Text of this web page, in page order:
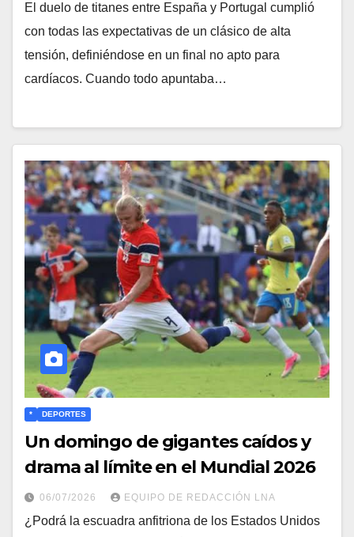
​El duelo de titanes entre España y Portugal cumplió
con todas las expectativas de un clásico de alta
tensión, definiéndose en un final no apto para
cardíacos. Cuando todo apuntaba…
* DEPORTES
Un domingo de gigantes caídos y
drama al límite en el Mundial 2026
06/07/2026 EQUIPO DE REDACCIÓN LNA
​¿Podrá la escuadra anfitriona de los Estados Unidos